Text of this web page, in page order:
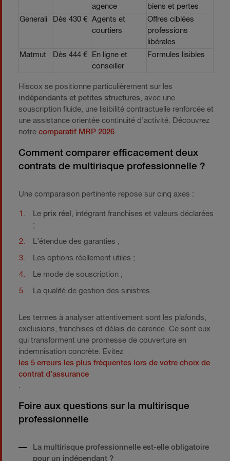
agence
biens et pertes
Generali
Dès 430 € Agents et
courtiers
Offres ciblées
professions
libérales
Matmut
Dès 444 €
En ligne et
conseiller
Formules lisibles
Hiscox se positionne particulièrement sur les
indépendants et petites structures, avec une
souscription fluide, une lisibilité contractuelle renforcée et
une assistance orientée continuité d’activité. Découvrez
notre comparatif MRP 2026.
Comment comparer efficacement deux
contrats de multirisque professionnelle ?
Une comparaison pertinente repose sur cinq axes :
Le prix réel
, intégrant franchises et valeurs déclarées
;
L’étendue des garanties ;
Les options réellement utiles ;
Le mode de souscription ;
La qualité de gestion des sinistres.
Les termes à analyser attentivement sont les plafonds,
exclusions, franchises et délais de carence. Ce sont eux
qui transforment une promesse de couverture en
indemnisation concrète. Evitez
les 5 erreurs les plus fréquentes lors de votre choix de
contrat d’assurance
Foire aux questions sur la multirisque
professionnelle
La multirisque professionnelle est-elle obligatoire
pour un indépendant ?